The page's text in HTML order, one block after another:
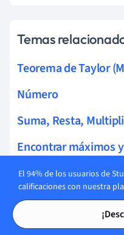
Temas
Teorema de Taylor
Número
Suma, Resta,
Encontrar máximos
derivadas
Notación Científica
Gráficas Recíprocas
El 94% de los usuarios de
calificaciones con nuestra